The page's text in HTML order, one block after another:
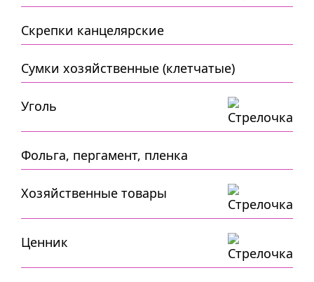
Скрепки канцелярские
Сумки хозяйственные (клетчатые)
Уголь
Фольга, пергамент, пленка
Хозяйственные товары
Ценник